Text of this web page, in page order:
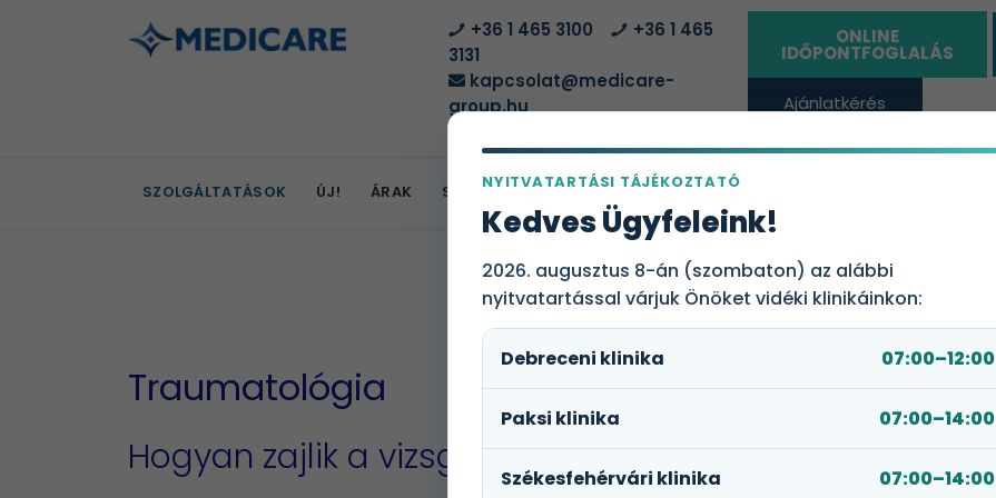
+36 1 465 3100
+36 1 465
3131
kapcsolat@medicare-
group.hu
ONLINE
IDŐPONTFOGLALÁS
Ajánlatkérés
vállalatoknak
SZOLGÁLTATÁSOK ÚJ! ÁRAK SZOLGÁLTATÓHELYEK EGÉSZSÉGBIZTOSÍTÁSI CSOMAGOK
Traumatológia
Hogyan zajlik a vizsgálat és a diagnosztizálás?
NYITVATARTÁSI TÁJÉKOZTATÓ
Kedves Ügyfeleink!
2026. augusztus 8-án (szombaton) az alábbi
nyitvatartással várjuk Önöket vidéki klinikáinkon:
Debreceni klinika 07:00–12:00
Paksi klinika 07:00–14:00
Székesfehérvári klinika 07:00–14:00